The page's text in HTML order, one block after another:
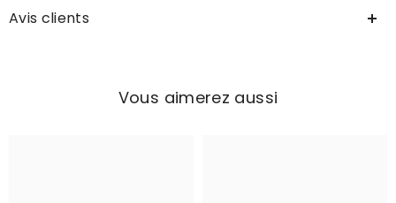
Avis clients
Vous aimerez aussi